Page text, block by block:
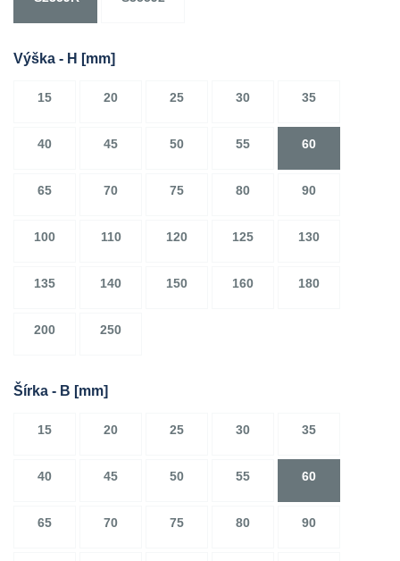
Výška - H [mm]
15 20 25 30 35
40 45 50 55 60
65 70 75 80 90
100 110 120 125 130
135 140 150 160 180
200 250
Šírka - B [mm]
15 20 25 30 35
40 45 50 55 60
65 70 75 80 90